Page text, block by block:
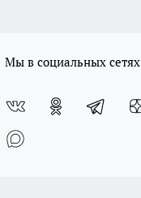
Мы в социальных сетях